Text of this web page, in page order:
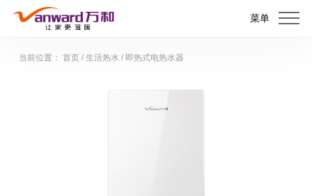
菜单
当前位置： 首页/ 生活热水 / 即热式电热水器